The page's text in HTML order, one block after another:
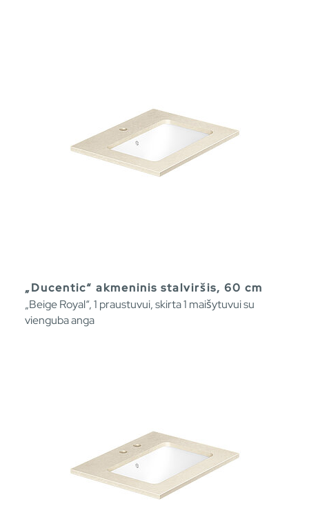
„Ducentic“ akmeninis stalviršis, 60 cm
„Beige Royal“, 1 praustuvui, skirta 1 maišytuvui su
vienguba anga